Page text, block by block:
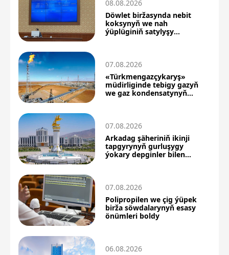
08.08.2026
Döwlet biržasynda nebit
koksynyň we nah
ýüplüginiň satylyşy
07.08.2026
«Türkmengazçykaryş»
müdirliginde tebigy gazyň
we gaz kondensatynyň
07.08.2026
Arkadag şäheriniň ikinji
tapgyrynyň gurluşygy
ýokary depginler bilen
07.08.2026
Polipropilen we çig ýüpek
birža söwdalarynyň esasy
önümleri boldy
06.08.2026